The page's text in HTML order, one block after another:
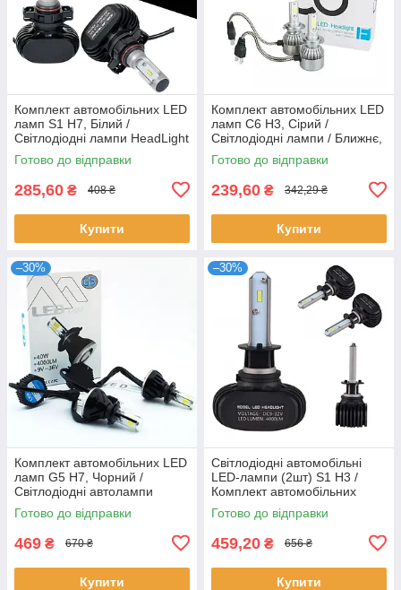
Комплект автомобільних LED
ламп S1 H7, Білий /
Світлодіодні лампи HeadLight
Готово до відправки
285,60 ₴ 408 ₴
Купити
Комплект автомобільних LED
ламп C6 H3, Сірий /
Світлодіодні лампи / Ближнє,
дальнє світло
Готово до відправки
239,60 ₴ 342,29 ₴
Купити
–30%
Комплект автомобільних LED
ламп G5 H7, Чорний /
Світлодіодні автолампи
HeadLight
Готово до відправки
469 ₴ 670 ₴
Купити
–30%
Світлодіодні автомобільні
LED-лампи (2шт) S1 H3 /
Комплект автомобільних
ламп / Лампи для фар
Готово до відправки
459,20 ₴ 656 ₴
Купити